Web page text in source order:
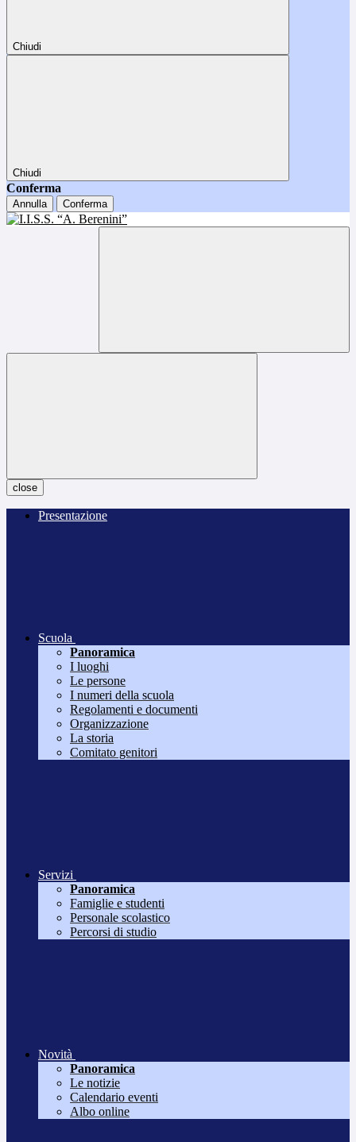
Chiudi
Chiudi
Conferma
Annulla Conferma
close
Presentazione
Scuola
Panoramica
I luoghi
Le persone
I numeri della scuola
Regolamenti e documenti
Organizzazione
La storia
Comitato genitori
Servizi
Panoramica
Famiglie e studenti
Personale scolastico
Percorsi di studio
Novità
Panoramica
Le notizie
Calendario eventi
Albo online